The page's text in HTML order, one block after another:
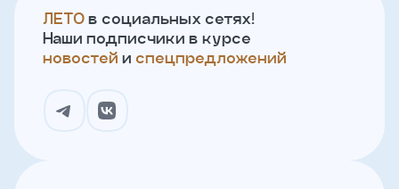
ЛЕТО в социальных сетях!
Наши подписчики в курсе
новостей и спецпредложений